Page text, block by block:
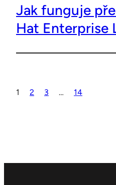
Jak funguje
Hat Enterprise
1 2 3 … 14